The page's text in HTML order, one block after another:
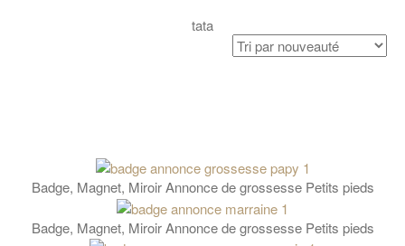
tata
Badge, Magnet, Miroir Annonce de grossesse Petits pieds
Badge, Magnet, Miroir Annonce de grossesse Petits pieds